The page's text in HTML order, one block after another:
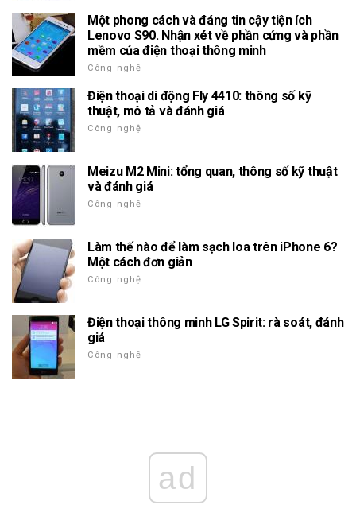
Một phong cách và đáng tin cậy tiện ích
Lenovo S90. Nhận xét về phần cứng và phần
mềm của điện thoại thông minh
Công nghệ
Điện thoại di động Fly 4410: thông số kỹ
thuật, mô tả và đánh giá
Công nghệ
Meizu M2 Mini: tổng quan, thông số kỹ thuật
và đánh giá
Công nghệ
Làm thế nào để làm sạch loa trên iPhone 6?
Một cách đơn giản
Công nghệ
Điện thoại thông minh LG Spirit: rà soát, đánh
giá
Công nghệ
ad